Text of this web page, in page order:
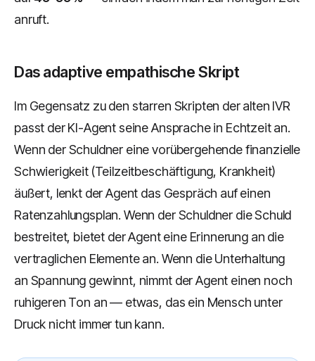
anruft.
Das adaptive empathische Skript
Im Gegensatz zu den starren Skripten der alten IVR
passt der KI-Agent seine Ansprache in Echtzeit an.
Wenn der Schuldner eine vorübergehende finanzielle
Schwierigkeit (Teilzeitbeschäftigung, Krankheit)
äußert, lenkt der Agent das Gespräch auf einen
Ratenzahlungsplan. Wenn der Schuldner die Schuld
bestreitet, bietet der Agent eine Erinnerung an die
vertraglichen Elemente an. Wenn die Unterhaltung
an Spannung gewinnt, nimmt der Agent einen noch
ruhigeren Ton an — etwas, das ein Mensch unter
Druck nicht immer tun kann.